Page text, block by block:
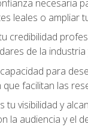
necesaria
leales o ampliar
credibilidad
de la
para
facilitan las
tu visibilidad y
la audiencia y el